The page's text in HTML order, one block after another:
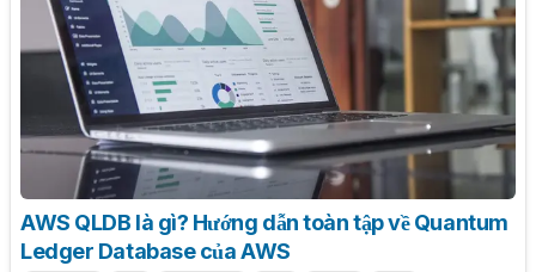
AWS QLDB là gì? Hướng dẫn toàn tập về Quantum
Ledger Database của AWS